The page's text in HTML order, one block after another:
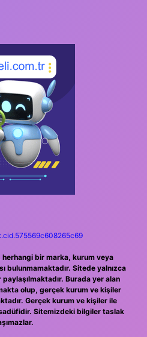
bir marka, kurum veya
bulunmamaktadır. Sitede yalnızca
paylaşılmaktadır. Burada yer alan
olup, gerçek kurum ve kişiler
Gerçek kurum ve kişiler ile
Sitemizdeki bilgiler taslak